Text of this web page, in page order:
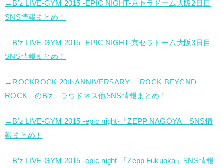
→B’z LIVE-GYM 2015 -EPIC NIGHT-京セラドーム大阪2日目
SNS情報まとめ！
→B’z LIVE-GYM 2015 -EPIC NIGHT-京セラドーム大阪3日目
SNS情報まとめ！
→ROCKROCK 20th ANNIVERSARY 「ROCK BEYOND
ROCK」のB’z、ラウドネス他SNS情報まとめ！
→B’z LIVE-GYM 2015 -epic night-「ZEPP NAGOYA」SNS情
報まとめ！
→B’z LIVE-GYM 2015 -epic night-「Zepp Fukuoka」SNS情報